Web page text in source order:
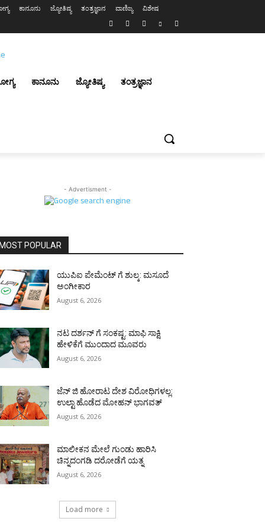
ಕಾನೂನು ಜ್ಯೋತಿಷ್ಯ ತಂತ್ರಜ್ಞಾನ ವಾಣಿಜ್ಯ ವಿಶೇಷ
ಕಾನೂನು ಜ್ಯೋತಿಷ್ಯ ತಂತ್ರಜ್ಞಾನ
- Advertisment -
MOST POPULAR
ಯುಪಿಐ ಪೇಮೆಂಟ್ ಗೆ ಶುಲ್ಕ: ಮಸೂದೆ
ಅಂಗೀಕಾರ
August 6, 2026
ನಟ ದರ್ಶನ್ ಗೆ ಸಂಕಷ್ಟ: ಮಾಫಿ ಸಾಕ್ಷಿ
ಹೇಳಿಕೆಗೆ ಮುಂದಾದ ಮೂವರು
August 6, 2026
ಜೆನ್ ಜಿ ಹೋರಾಟ ದೇಶ ವಿರೋಧಿಗಳಲ್ಲ:
ಉಲ್ಟಾ ಹೊಡೆದ ಮೋಹನ್ ಭಾಗವತ್
August 6, 2026
ಮಾಲೀಕನ ಮೇಲೆ ಗುಂಡು ಹಾರಿಸಿ
ಚಿನ್ನದಂಗಡಿ ದರೋಡೆಗೆ ಯತ್ನ
August 6, 2026
Load more